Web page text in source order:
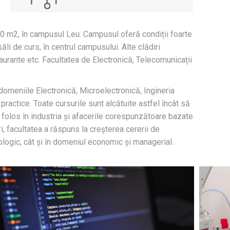
m2, în campusul Leu. Campusul oferă condiții foarte
de curs, în centrul campusului. Alte clădiri
etc. Facultatea de Electronică, Telecomunicații
Electronică, Microelectronică, Ingineria
Toate cursurile sunt alcătuite astfel încât să
în industria și afacerile corespunzătoare bazate
facultatea a răspuns la creșterea cererii de
cât și în domeniul economic și managerial.